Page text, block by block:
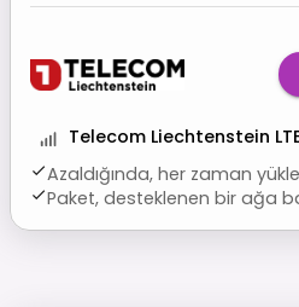
Telecom Liechtenstein
Azaldığında, her zaman
Paket, desteklenen bir ağa